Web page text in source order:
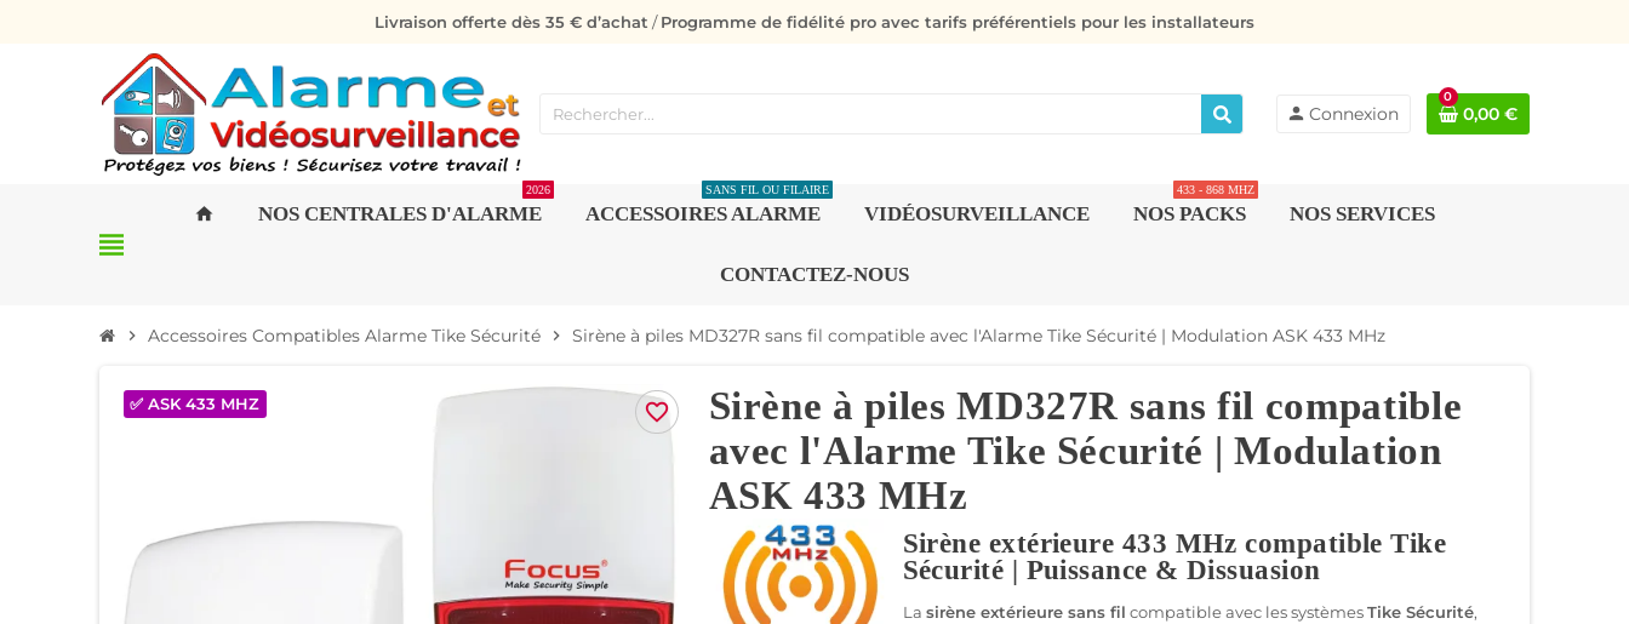
Livraison offerte dès 35 € d’achat /Programme de fidélité pro avec tarifs préférentiels pour les installateurs
person Connexion
0
0,00 €
view_headline
home NOS CENTRALES D'ALARME
2026
ACCESSOIRES ALARME
SANS FIL OU FILAIRE
VIDÉOSURVEILLANCE NOS PACKS
433 - 868 MHZ
NOS SERVICES
CONTACTEZ-NOUS
chevron_right Accessoires Compatibles Alarme Tike Sécurité chevron_right Sirène à piles MD327R sans fil compatible avec l'Alarme Tike Sécurité | Modulation ASK 433 MHz
favorite_border
✅ ASK 433 MHZ
Sirène à piles MD327R sans fil compatible
avec l'Alarme Tike Sécurité | Modulation
ASK 433 MHz
Sirène extérieure 433 MHz compatible Tike
Sécurité | Puissance & Dissuasion
La sirène extérieure sans fil compatible avec les systèmesTike Sécurité,